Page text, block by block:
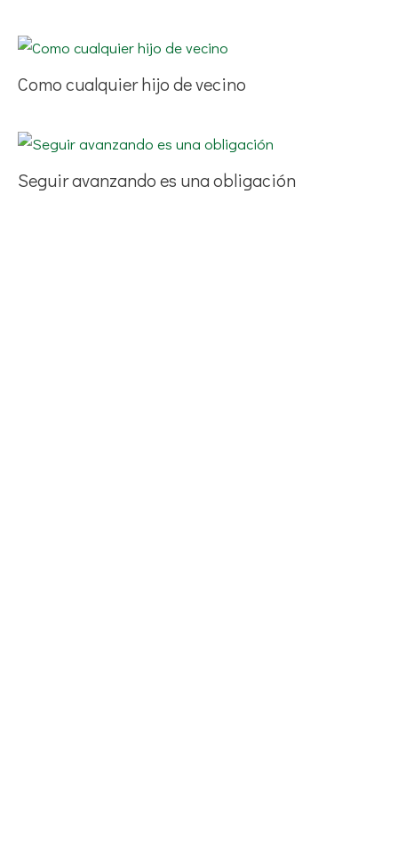
Como cualquier hijo de vecino
Seguir avanzando es una obligación